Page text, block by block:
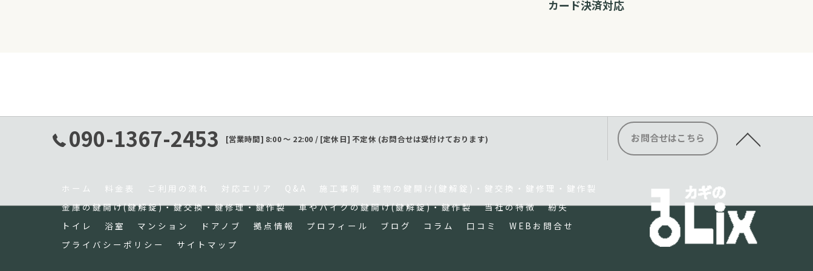
カード決済対応
090-1367-2453 [営業時間] 8:00 〜 22:00 / [定休日] 不定休 (お問合せは受付けております) お問合せはこちら
ホーム 料金表 ご利用の流れ 対応エリア Q&A 施工事例
建物の鍵開け(鍵解錠)・鍵交換・鍵修理・鍵作製
金庫の鍵開け(鍵解錠)・鍵交換・鍵修理・鍵作製
車やバイクの鍵開け(鍵解錠)・鍵作製 当社の特徴
紛失
トイレ
浴室 マンション ドアノブ 拠点情報 プロフィール ブログ コラム 口コミ
WEBお問合せ
プライバシーポリシー
サイトマップ